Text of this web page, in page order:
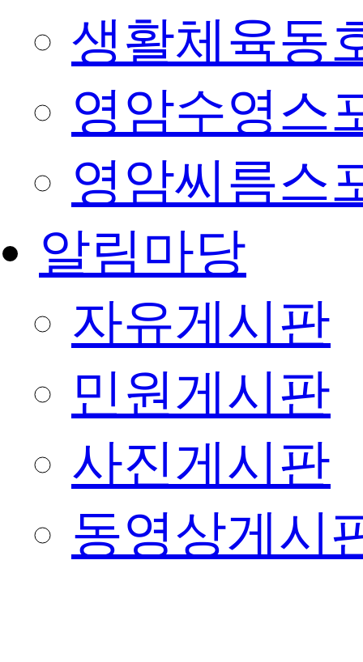
생활체육동
영암수영스
영암씨름스
알림마당
자유게시판
민원게시판
사진게시판
동영상게시